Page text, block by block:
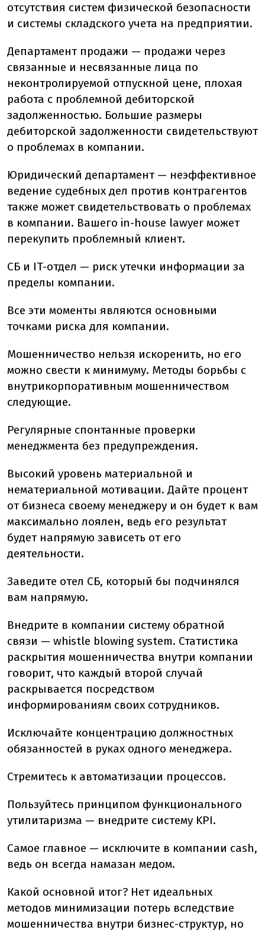
отсутствия систем физической безопасности
и системы складского учета на предприятии.
Департамент продажи — продажи через
связанные и несвязанные лица по
неконтролируемой отпускной цене, плохая
работа с проблемной дебиторской
задолженностью. Большие размеры
дебиторской задолженности свидетельствуют
о проблемах в компании.
Юридический департамент — неэффективное
ведение судебных дел против контрагентов
также может свидетельствовать о проблемах
в компании. Вашего in-house lawyer может
перекупить проблемный клиент.
СБ и IT-отдел — риск утечки информации за
пределы компании.
Все эти моменты являются основными
точками риска для компании.
Мошенничество нельзя искоренить, но его
можно свести к минимуму. Методы борьбы с
внутрикорпоративным мошенничеством
следующие.
Регулярные спонтанные проверки
менеджмента без предупреждения.
Высокий уровень материальной и
нематериальной мотивации. Дайте процент
от бизнеса своему менеджеру и он будет к вам
максимально лоялен, ведь его результат
будет напрямую зависеть от его
деятельности.
Заведите отел СБ, который бы подчинялся
вам напрямую.
Внедрите в компании систему обратной
связи — whistle blowing system. Статистика
раскрытия мошенничества внутри компании
говорит, что каждый второй случай
раскрывается посредством
информированиям своих сотрудников.
Исключайте концентрацию должностных
обязанностей в руках одного менеджера.
Стремитесь к автоматизации процессов.
Пользуйтесь принципом функционального
утилитаризма — внедрите систему KPI.
Самое главное — исключите в компании cash,
ведь он всегда намазан медом.
Какой основной итог? Нет идеальных
методов минимизации потерь вследствие
мошенничества внутри бизнес-структур, но